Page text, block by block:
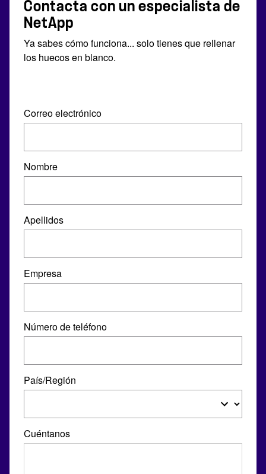
Contacta con un especialista de
NetApp
Ya sabes cómo funciona... solo tienes que rellenar
los huecos en blanco.
Correo electrónico
Nombre
Apellidos
Empresa
Número de teléfono
País/Región
Cuéntanos